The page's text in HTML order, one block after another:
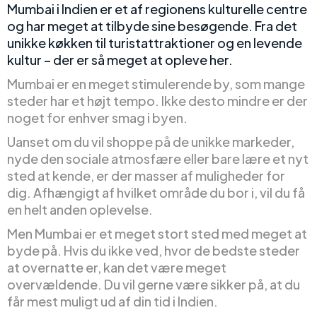
Mumbai i Indien er et af regionens kulturelle centre
og har meget at tilbyde sine besøgende. Fra det
unikke køkken til turistattraktioner og en levende
kultur – der er så meget at opleve her.
Mumbai er en meget stimulerende by, som mange
steder har et højt tempo. Ikke desto mindre er der
noget for enhver smag i byen.
Uanset om du vil shoppe på de unikke markeder,
nyde den sociale atmosfære eller bare lære et nyt
sted at kende, er der masser af muligheder for
dig. Afhængigt af hvilket område du bor i, vil du få
en helt anden oplevelse.
Men Mumbai er et meget stort sted med meget at
byde på. Hvis du ikke ved, hvor de bedste steder
at overnatte er, kan det være meget
overvældende. Du vil gerne være sikker på, at du
får mest muligt ud af din tid i Indien.